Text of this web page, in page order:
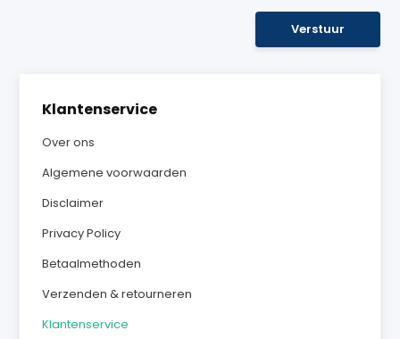
Klantenservice
Over ons
Algemene voorwaarden
Disclaimer
Privacy Policy
Betaalmethoden
Verzenden & retourneren
Klantenservice
Verstuur